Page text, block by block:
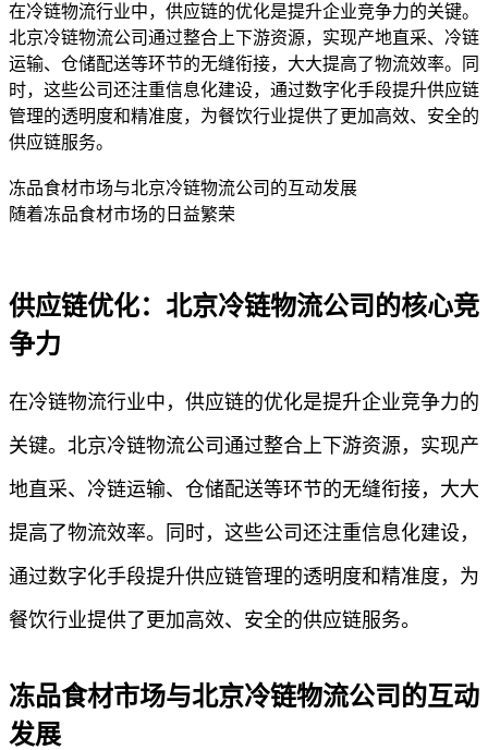
在冷链物流行业中，供应链的优化是提升企业竞争力的关键。
北京冷链物流公司通过整合上下游资源，实现产地直采、冷链
运输、仓储配送等环节的无缝衔接，大大提高了物流效率。同
时，这些公司还注重信息化建设，通过数字化手段提升供应链
管理的透明度和精准度，为餐饮行业提供了更加高效、安全的
供应链服务。
冻品食材市场与北京冷链物流公司的互动发展
随着冻品食材市场的日益繁荣
供应链优化：北京冷链物流公司的核心竞
争力
在冷链物流行业中，供应链的优化是提升企业竞争力的
关键。北京冷链物流公司通过整合上下游资源，实现产
地直采、冷链运输、仓储配送等环节的无缝衔接，大大
提高了物流效率。同时，这些公司还注重信息化建设，
通过数字化手段提升供应链管理的透明度和精准度，为
餐饮行业提供了更加高效、安全的供应链服务。
冻品食材市场与北京冷链物流公司的互动
发展